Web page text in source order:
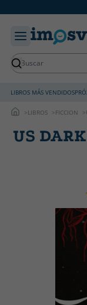
LIBROS MÁS VENDIDOS
LIBROS FICCION
US